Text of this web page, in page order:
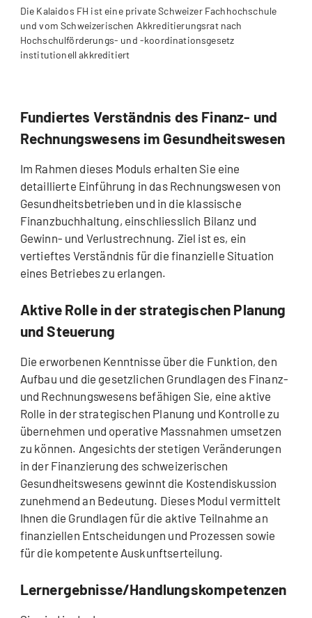
Die Kalaidos FH ist eine private Schweizer Fachhochschule
und vom Schweizerischen Akkreditierungsrat nach
Hochschulförderungs- und -koordinationsgesetz
institutionell akkreditiert
Fundiertes Verständnis des Finanz- und
Rechnungswesens im Gesundheitswesen
Im Rahmen dieses Moduls erhalten Sie eine
detaillierte Einführung in das Rechnungswesen von
Gesundheitsbetrieben und in die klassische
Finanzbuchhaltung, einschliesslich Bilanz und
Gewinn- und Verlustrechnung. Ziel ist es, ein
vertieftes Verständnis für die finanzielle Situation
eines Betriebes zu erlangen.
Aktive Rolle in der strategischen Planung
und Steuerung
Die erworbenen Kenntnisse über die Funktion, den
Aufbau und die gesetzlichen Grundlagen des Finanz-
und Rechnungswesens befähigen Sie, eine aktive
Rolle in der strategischen Planung und Kontrolle zu
übernehmen und operative Massnahmen umsetzen
zu können. Angesichts der stetigen Veränderungen
in der Finanzierung des schweizerischen
Gesundheitswesens gewinnt die Kostendiskussion
zunehmend an Bedeutung. Dieses Modul vermittelt
Ihnen die Grundlagen für die aktive Teilnahme an
finanziellen Entscheidungen und Prozessen sowie
für die kompetente Auskunftserteilung.
Lernergebnisse/Handlungskompetenzen